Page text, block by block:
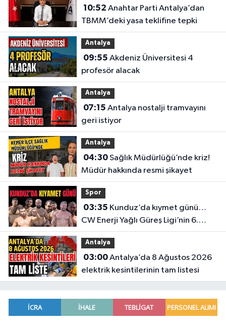
10:52
TBMM’deki yasa teklifine tepki
Antalya
09:55
profesör alacak
Antalya
07:15
geri istiyor
Antalya
04:30Sağlık Müdürlüğü’nde kriz!
Müdür hakkında resmi şikayet
Spor
03:35
CW Enerji Yağlı Güreş Ligi’nin 6.
Etabı öncesi nefesler tutuldu
Antalya
03:00Antalya’da 8 Ağustos 2026
elektrik kesintilerinin tam listesi